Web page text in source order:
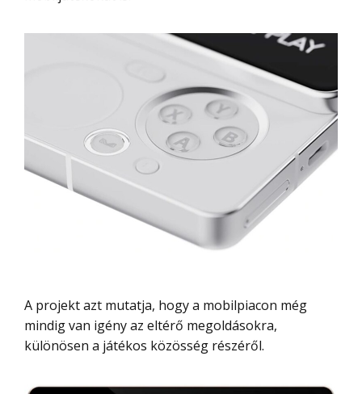
A projekt azt mutatja, hogy a mobilpiacon még
mindig van igény az eltérő megoldásokra,
különösen a játékos közösség részéről.